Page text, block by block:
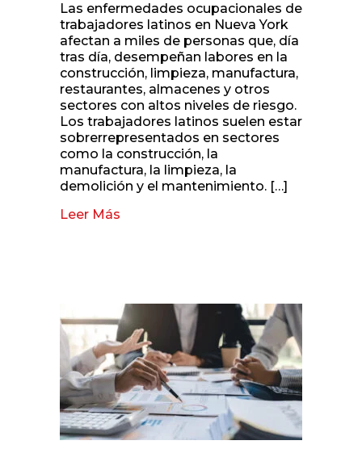
Las enfermedades ocupacionales de
trabajadores latinos en Nueva York
afectan a miles de personas que, día
tras día, desempeñan labores en la
construcción, limpieza, manufactura,
restaurantes, almacenes y otros
sectores con altos niveles de riesgo.
Los trabajadores latinos suelen estar
sobrerrepresentados en sectores
como la construcción, la
manufactura, la limpieza, la
demolición y el mantenimiento. […]
Leer Más